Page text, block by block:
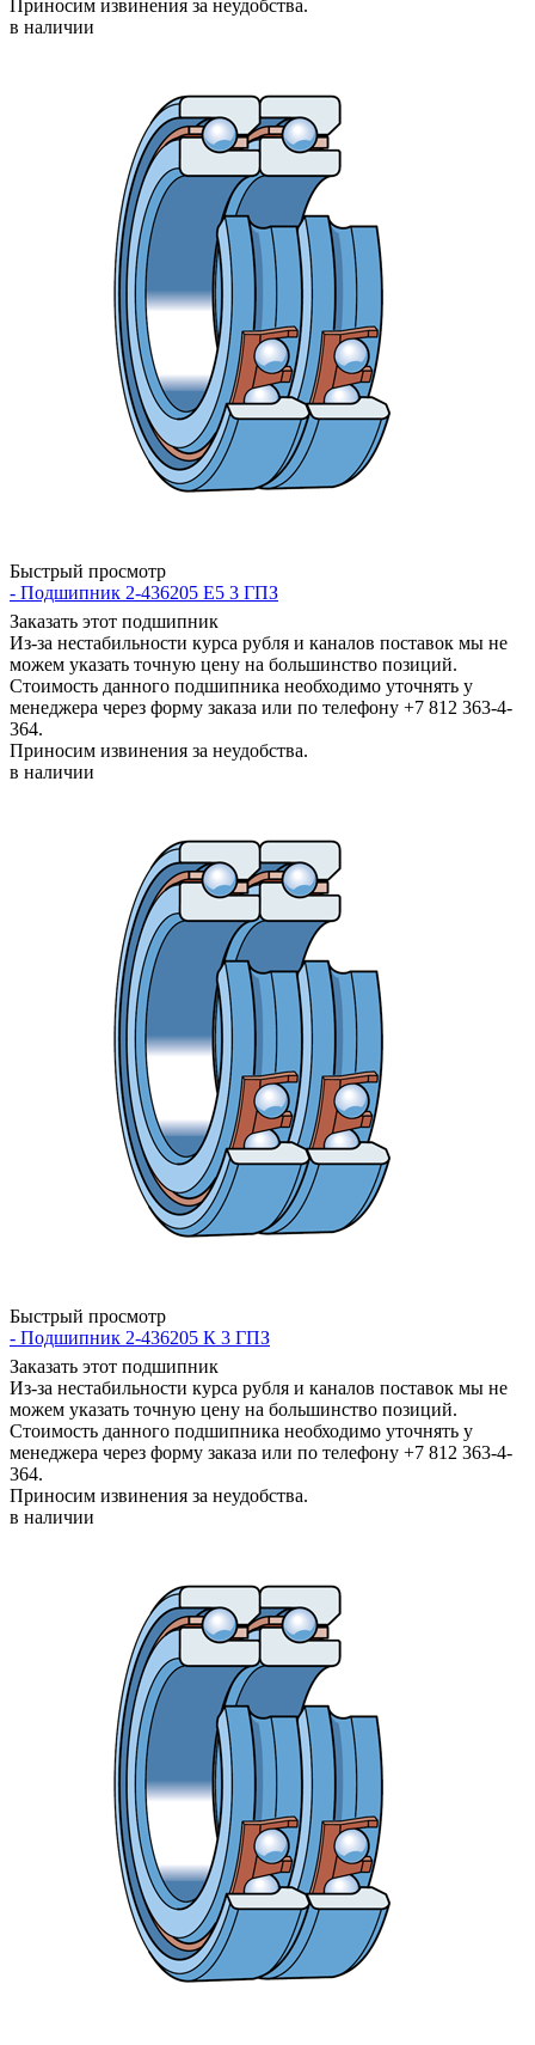
Приносим извинения за неудобства.
в наличии
Быстрый просмотр
- Подшипник 2-436205 Е5 3 ГПЗ
Заказать этот подшипник
Из-за нестабильности курса рубля и каналов поставок мы не
можем указать точную цену на большинство позиций.
Стоимость данного подшипника необходимо уточнять у
менеджера через форму заказа или по телефону +7 812 363-4-
364.
Приносим извинения за неудобства.
в наличии
Быстрый просмотр
- Подшипник 2-436205 К 3 ГПЗ
Заказать этот подшипник
Из-за нестабильности курса рубля и каналов поставок мы не
можем указать точную цену на большинство позиций.
Стоимость данного подшипника необходимо уточнять у
менеджера через форму заказа или по телефону +7 812 363-4-
364.
Приносим извинения за неудобства.
в наличии